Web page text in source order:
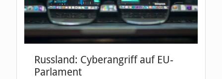
Russland: Cyberangriff auf EU-
Parlament